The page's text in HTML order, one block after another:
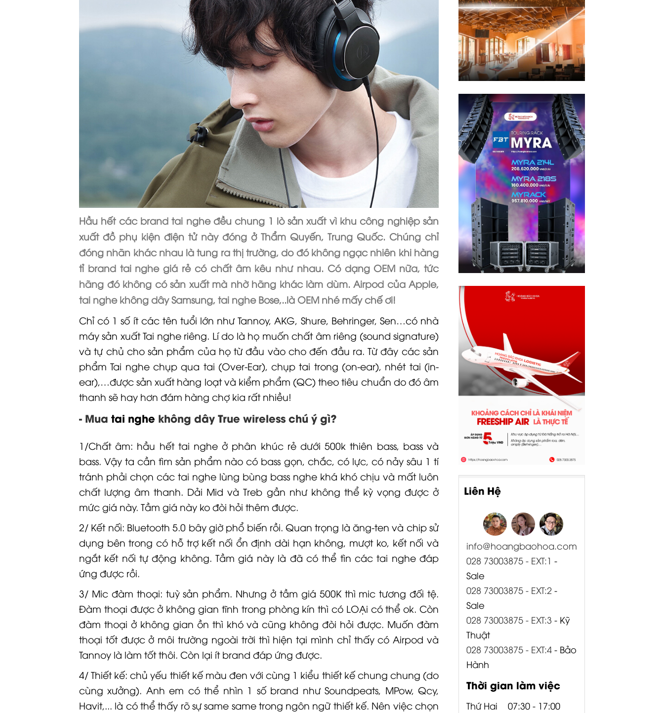
Hầu hết các brand tai nghe đều chung 1 lò sản xuất vì khu công nghiệp sản
xuất đồ phụ kiện điện tử này đóng ở Thẩm Quyến, Trung Quốc. Chúng chỉ
đóng nhãn khác nhau là tung ra thị trường, do đó không ngạc nhiên khi hàng
tỉ brand tai nghe giá rẻ có chất âm kêu như nhau. Có dạng OEM nữa, tức
hãng đó không có sản xuất mà nhờ hãng khác làm dùm. Airpod của Apple,
tai nghe không dây Samsung, tai nghe Bose,..là OEM nhé mấy chế ơi!
Chỉ có 1 số ít các tên tuổi lớn nhưTannoy, AKG, Shure, Behringer, Sen…có nhà
máy sản xuấtTai ngheriêng. Lí do là họ muốn chất âm riêng (sound signature)
và tự chủ cho sản phẩm của họ từ đầu vào cho đến đầu ra. Từ đây các sản
phẩmTai nghe chụp qua tai (Over-Ear),chụp tai trong (on-ear), nhét tai (in-
ear),…được sản xuất hàng loạt và kiểm phẩm (QC) theo tiêu chuẩn do đó âm
thanh sẽ hay hơn đám hàng chợ kia rất nhiều!
- Mua tai nghe không dây True wireless chú ý gì?
1/Chất âm: hầu hết tai nghe ở phân khúc rẻ dưới 500k thiên bass, bass và
bass. Vậy ta cần tìm sản phẩm nào có bass gọn, chắc, có lực, có nảy sâu 1 tí
tránh phải chọn các tai nghe lùng bùng bass nghe khá khó chịu và mất luôn
chất lượng âm thanh. Dải Mid và Treb gần như không thể kỳ vọng được ở
mức giá này. Tầm giá này ko đòi hỏi thêm được.
2/ Kết nối: Bluetooth 5.0 bây giờ phổ biến rồi. Quan trọng là ăng-ten và chip sử
dụng bên trong có hỗ trợ kết nối ổn định dài hạn không, mượt ko, kết nối và
ngắt kết nối tự động không. Tầm giá này là đã có thể tìn các tai nghe đáp
ứng được rồi.
3/ Mic đàm thoại: tuỳ sản phẩm. Nhưng ở tầm giá 500K thì mic tương đối tệ.
Đàm thoại được ở không gian tĩnh trong phòng kín thì có LOẠi có thể ok. Còn
đàm thoại ở không gian ồn thì khó và cũng không đòi hỏi được. Muốn đàm
thoại tốt được ở môi trường ngoài trời thì hiện tại mình chỉ thấy có Airpod và
Tannoy là làm tốt thôi. Còn lại ít brand đáp ứng được.
4/ Thiết kế: chủ yếu thiết kế màu đen với cùng 1 kiểu thiết kế chung chung (do
cùng xưởng). Anh em có thể nhìn 1 số brand như Soundpeats, MPow, Qcy,
Havit,... là có thể thấy rõ sự same same trong ngôn ngữ thiết kế. Nên việc chọn
Liên Hệ
info@hoangbaohoa.com
028 73003875 - EXT:1 -
Sale
028 73003875 - EXT:2 -
Sale
028 73003875 - EXT:3 - Kỹ
Thuật
028 73003875 - EXT:4 - Bảo
Hành
Thời gian làm việc
Thứ Hai
07:30 - 17:00